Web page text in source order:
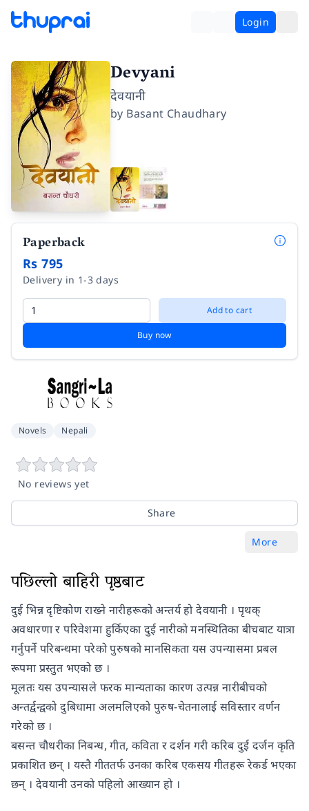
Login
Devyani
देवयानी
by Basant Chaudhary
Paperback
Rs 795
Delivery in 1-3 days
Add to cart
Buy now
Novels Nepali
No reviews yet
Share
More
पछिल्लो बाहिरी पृष्ठबाट
दुई भिन्न दृष्टिकोण राख्ने नारीहरूको अन्तर्य हो देवयानी । पृथक्
अवधारणा र परिवेशमा हुर्किएका दुई नारीको मनस्थितिका बीचबाट यात्रा
गर्नुपर्ने परिबन्धमा परेको पुरुषको मानसिकता यस उपन्यासमा प्रबल
रूपमा प्रस्तुत भएको छ ।
मूलतः यस उपन्यासले फरक मान्यताका कारण उत्पन्न नारीबीचको
अन्तर्द्वन्द्वको दुबिधामा अलमलिएको पुरुष-चेतनालाई सविस्तार वर्णन
गरेको छ ।
बसन्त चौधरीका निबन्ध, गीत, कविता र दर्शन गरी करिब दुई दर्जन कृति
प्रकाशित छन् । यस्तै गीततर्फ उनका करिब एकसय गीतहरू रेकर्ड भएका
छन् । देवयानी उनको पहिलो आख्यान हो ।